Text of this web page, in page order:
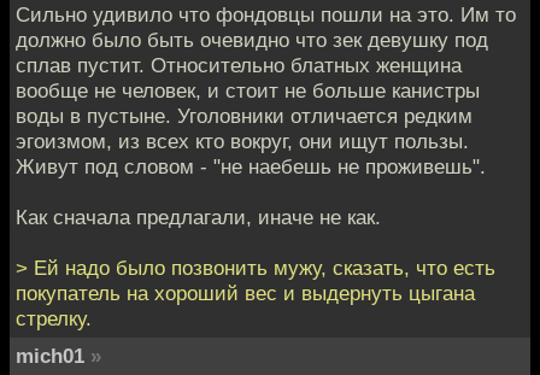
Сильно удивило что фондовцы пошли на это. Им то
должно было быть очевидно что зек девушку под
сплав пустит. Относительно блатных женщина
вообще не человек, и стоит не больше канистры
воды в пустыне. Уголовники отличается редким
эгоизмом, из всех кто вокруг, они ищут пользы.
Живут под словом - "не наебешь не проживешь".
Как сначала предлагали, иначе не как.
> Ей надо было позвонить мужу, сказать, что есть
покупатель на хороший вес и выдернуть цыгана
стрелку.
mich01 »